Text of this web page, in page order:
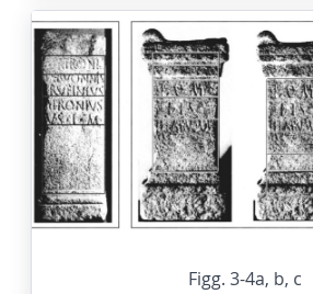
Figg. 3-4a, b, c